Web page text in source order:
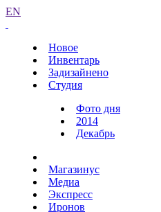
EN
Новое
Инвентарь
Задизайнено
Студия
Фото дня
2014
Декабрь
Магазинус
Медиа
Экспресс
Иронов